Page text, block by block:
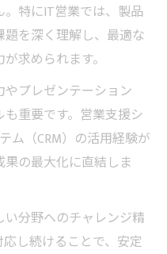
特にIT営業では、製品
を深く理解し、最適な
求められます。
プレゼンテーション
重要です。営業支援シ
ム（CRM）の活用経験が
の最大化に直結しま
分野へのチャレンジ精
し続けることで、安定